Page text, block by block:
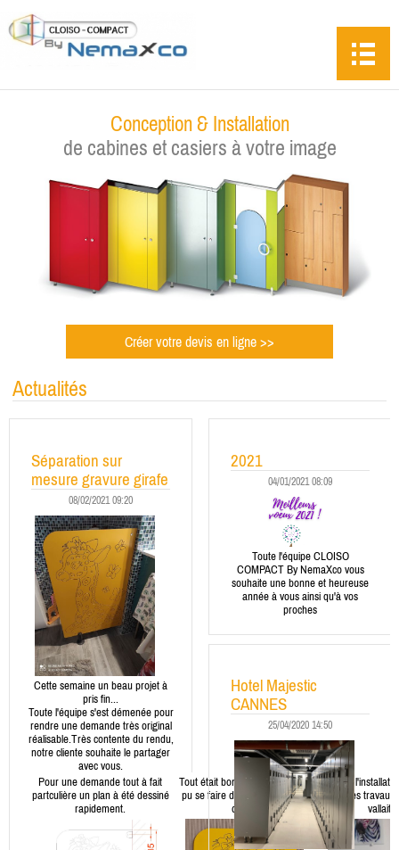
Conception & Installation
de cabines et casiers à votre image
Créer votre devis en ligne >>
Actualités
Séparation sur
mesure gravure girafe
08/02/2021 09:20
Cette semaine un beau projet à
pris fin...
Toute l'équipe s'est démenée pour
rendre une demande très original
réalisable.Très contente du rendu,
notre cliente souhaite le partager
avec vous.
Pour une demande tout à fait
partculière un plan à été dessiné
rapidement.
Tout était bon et la réalisation à
pu se faire dans les plus brefs
délais.
Quant à
la fin des
vallait
2021
04/01/2021 08:09
Toute l'équipe CLOISO
COMPACT By NemaXco vous
souhaite une bonne et heureuse
année à vous ainsi qu'à vos
proches
Hotel Majestic
CANNES
25/04/2020 14:50